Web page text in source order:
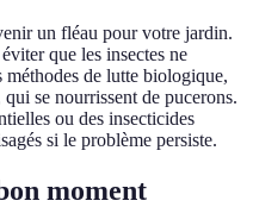
un fléau pour votre jardin.
que les insectes ne
de lutte biologique,
se nourrissent de pucerons.
ou des insecticides
si le problème persiste.
moment